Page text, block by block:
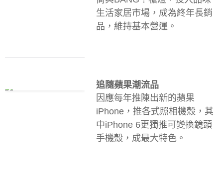
生活家居市場，成為終年長銷
品，維持基本營運。
追隨蘋果潮流品
因應每年推陳出新的蘋果
iPhone，推各式照相機殼，其
中iPhone 6更獨推可變換鏡頭
手機殼，成最大特色。